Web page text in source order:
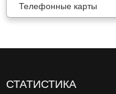
Телефонные карты
СТАТИСТИКА